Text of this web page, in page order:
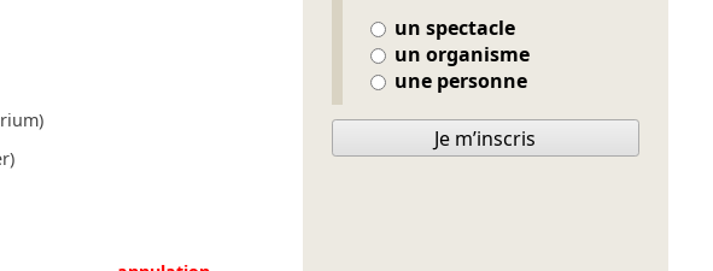
un spectacle
un organisme
une personne
Je m’inscris